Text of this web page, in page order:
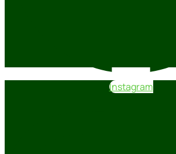
Instagram